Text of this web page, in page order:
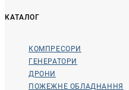
КАТАЛОГ
КОМПРЕСОРИ
ГЕНЕРАТОРИ
ДРОНИ
ПОЖЕЖНЕ ОБЛАДНАННЯ